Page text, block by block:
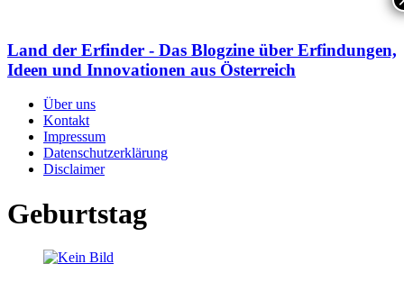
Land der Erfinder - Das Blogzine über Erfindungen,
Ideen und Innovationen aus Österreich
Über uns
Kontakt
Impressum
Datenschutzerklärung
Disclaimer
Geburtstag